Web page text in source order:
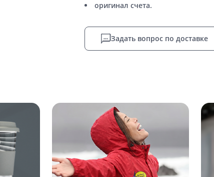
оригинал счета.
Задать вопрос по доставке